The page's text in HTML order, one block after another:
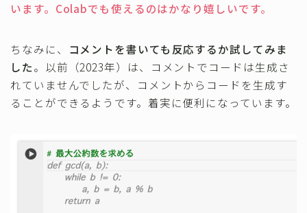
います。Colabでも使えるのはかなり嬉しいです。
ちなみに、
コメントを書いても反応するか試してみま
した。以前（2023年）は、コメントでコードは生成さ
れていませんでしたが、コメントからコードを生成す
ることができるようです。着実に便利になっています。